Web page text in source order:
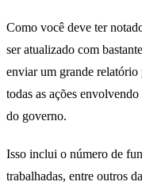
Como você deve ter
ser atualizado com
enviar um grande relatório
todas as ações
do governo.
Isso inclui o número de
trabalhadas, entre outros